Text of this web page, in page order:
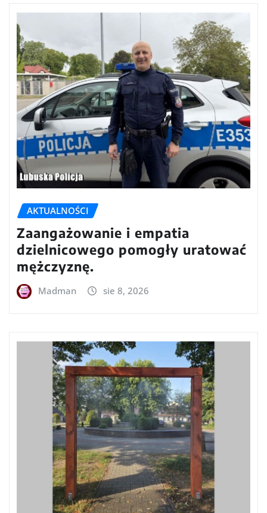
AKTUALNOŚCI
Zaangażowanie i empatia
dzielnicowego pomogły uratować
mężczyznę.
Madman sie 8, 2026